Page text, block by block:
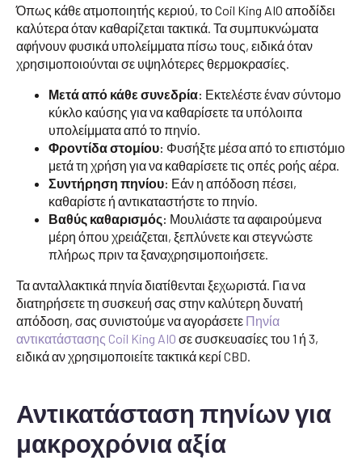
Όπως κάθε ατμοποιητής κεριού, το Coil King AIO αποδίδει
καλύτερα όταν καθαρίζεται τακτικά. Τα συμπυκνώματα
αφήνουν φυσικά υπολείμματα πίσω τους, ειδικά όταν
χρησιμοποιούνται σε υψηλότερες θερμοκρασίες.
Μετά από κάθε συνεδρία: Εκτελέστε έναν σύντομο
κύκλο καύσης για να καθαρίσετε τα υπόλοιπα
υπολείμματα από το πηνίο.
Φροντίδα στομίου: Φυσήξτε μέσα από το επιστόμιο
μετά τη χρήση για να καθαρίσετε τις οπές ροής αέρα.
Συντήρηση πηνίου: Εάν η απόδοση πέσει,
καθαρίστε ή αντικαταστήστε το πηνίο.
Βαθύς καθαρισμός: Μουλιάστε τα αφαιρούμενα
μέρη όπου χρειάζεται, ξεπλύνετε και στεγνώστε
πλήρως πριν τα ξαναχρησιμοποιήσετε.
Τα ανταλλακτικά πηνία διατίθενται ξεχωριστά. Για να
διατηρήσετε τη συσκευή σας στην καλύτερη δυνατή
απόδοση, σας συνιστούμε να αγοράσετε Πηνία
αντικατάστασης Coil King AIO σε συσκευασίες του 1 ή 3,
ειδικά αν χρησιμοποιείτε τακτικά κερί CBD.
Αντικατάσταση πηνίων για
μακροχρόνια αξία